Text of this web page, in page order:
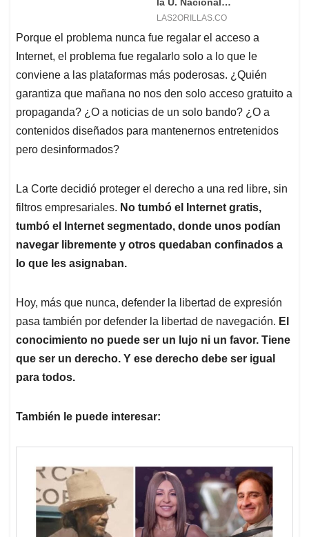
Porque el problema nunca fue regalar el acceso a
Internet, el problema fue regalarlo solo a lo que le
conviene a las plataformas más poderosas. ¿Quién
garantiza que mañana no nos den solo acceso gratuito a
propaganda? ¿O a noticias de un solo bando? ¿O a
contenidos diseñados para mantenernos entretenidos
pero desinformados?
La Corte decidió proteger el derecho a una red libre, sin
filtros empresariales. No tumbó el Internet gratis,
tumbó el Internet segmentado, donde unos podían
navegar libremente y otros quedaban confinados a
lo que les asignaban.
Hoy, más que nunca, defender la libertad de expresión
pasa también por defender la libertad de navegación. El
conocimiento no puede ser un lujo ni un favor. Tiene
que ser un derecho. Y ese derecho debe ser igual
para todos.
También le puede interesar: